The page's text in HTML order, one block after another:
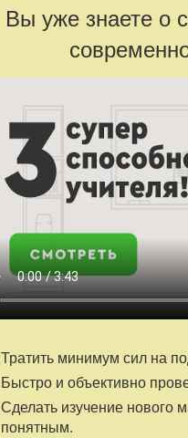
Вы уже знаете о
Тратить минимум сил на
Быстро и объективно
Сделать изучение нового
понятным.